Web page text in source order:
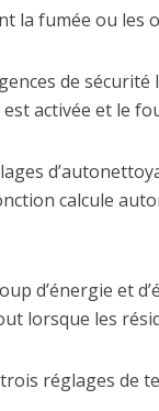
la fumée ou les
de
activée et le
calcule
d’énergie et
lorsque les
réglages de